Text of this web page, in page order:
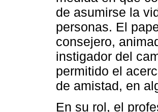
de asumirse la
personas. El
consejero,
instigador del
permitido el
de amistad, en
En su rol, el